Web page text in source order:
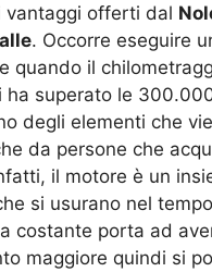
vantaggi offerti dal
. Occorre eseguire
quando il
ha superato le
degli elementi che
da persone che
il motore è un
si usurano nel
costante porta ad
maggiore quindi si